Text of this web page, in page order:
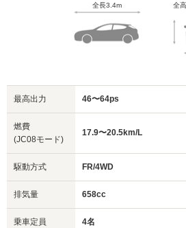
全長3.4m 全
最高出力 46〜64ps
燃費
(JC08モード)
17.9〜20.5km/L
駆動方式 FR/4WD
排気量 658cc
乗車定員 4名